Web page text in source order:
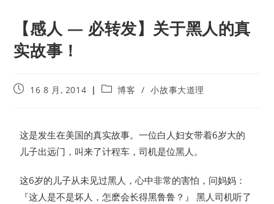
【感人 — 必转发】关于黑人的真
实故事！
16 8 月, 2014 博客 / 小故事大道理
这是发生在美国的真实故事。一位白人妇女带着6岁大的
儿子出远门，叫来了计程车，司机是位黑人。
这6岁的儿子从未见过黑人，心中非常的害怕，问妈妈：
『这人是不是坏人，怎麽会长得黑鲁鲁？』 黑人司机听了